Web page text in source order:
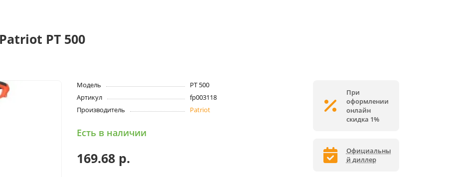
PT 500
Модель
PT 500
Артикул
fp003118
Производитель
Patriot
Есть в наличии
169.68 р.
При
оформлении
онлайн
скидка 1%
Официальны
й диллер